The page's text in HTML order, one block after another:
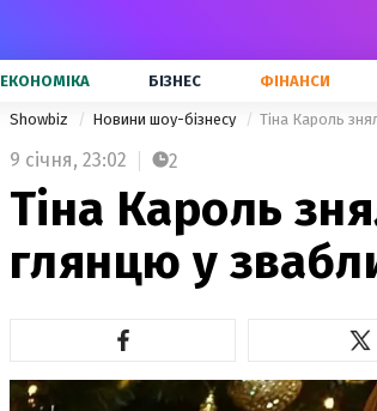
ЕКОНОМІКА БІЗНЕС ФІНАНСИ
Showbiz Новини шоу-бізнесу Тіна Кароль
9 січня, 23:02 2
Тіна Кароль
глянцю у